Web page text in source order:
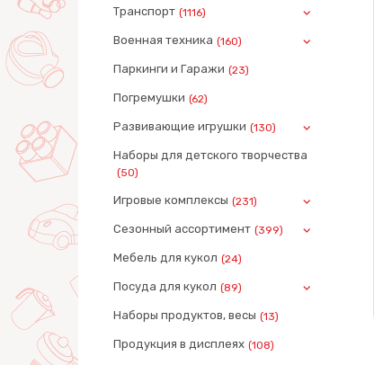
Транспорт (1116)
Военная техника (160)
Паркинги и Гаражи (23)
Погремушки (62)
Развивающие игрушки (130)
Наборы для детского творчества
(50)
Игровые комплексы (231)
Сезонный ассортимент (399)
Мебель для кукол (24)
Посуда для кукол (89)
Наборы продуктов, весы (13)
Продукция в дисплеях (108)